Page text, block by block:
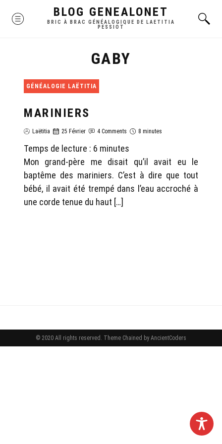
MENU BLOG GENEALONET
BRIC À BRAC GÉNÉALOGIQUE DE LAETITIA
PESSIOT
GABY
GÉNÉALOGIE LAËTITIA
MARINIERS
Laëtitia 25 Février 4 Comments 8 minutes
Temps de lecture : 6 minutes
Mon grand-père me disait qu’il avait eu le
baptême des mariniers. C’est à dire que tout
bébé, il avait été trempé dans l’eau accroché à
une corde tenue du haut […]
© 2020 All rights reserved. Theme Chained by AncientCoders